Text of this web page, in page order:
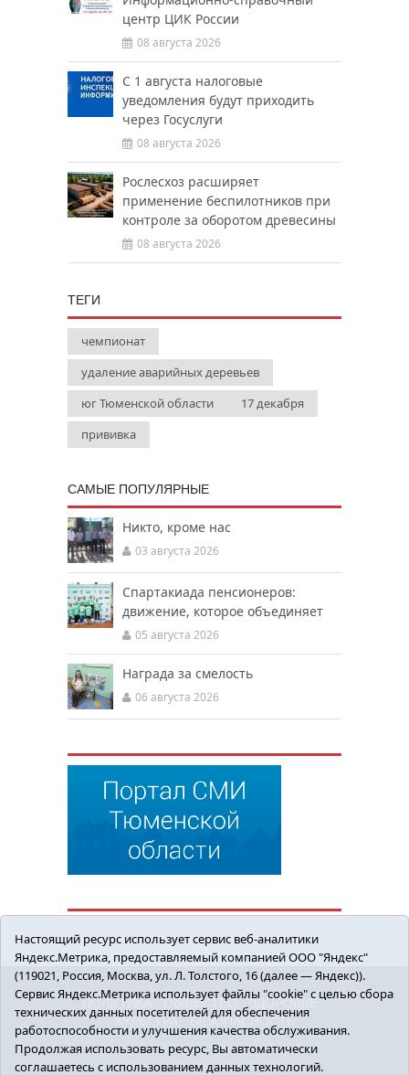
центр ЦИК России
08 августа 2026
С 1 августа налоговые
уведомления будут приходить
через Госуслуги
08 августа 2026
Рослесхоз расширяет
применение беспилотников при
контроле за оборотом древесины
08 августа 2026
ТЕГИ
чемпионат
удаление аварийных деревьев
юг Тюменской области
17 декабря
прививка
САМЫЕ ПОПУЛЯРНЫЕ
Никто, кроме нас
03 августа 2026
Спартакиада пенсионеров:
движение, которое объединяет
05 августа 2026
Награда за смелость
06 августа 2026
ПОЛИТИКА ОБЩЕСТВО
ЗДОРОВЬЕ
КУЛЬТУРА
БЕЗОПАСНОСТЬ
16+ © 2018 Сорокинский район в деталях.
Новости Сорокинского района
Настоящий ресурс использует сервис веб-аналитики
Яндекс.Метрика, предоставляемый компанией ООО "Яндекс"
(119021, Россия, Москва, ул. Л. Толстого, 16 (далее — Яндекс)).
Сервис Яндекс.Метрика использует файлы "cookie" с целью сбора
технических данных посетителей для обеспечения
работоспособности и улучшения качества обслуживания.
Продолжая использовать ресурс, Вы автоматически
соглашаетесь с использованием данных технологий.